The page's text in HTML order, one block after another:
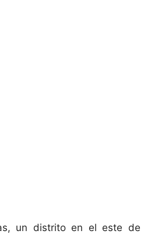
un distrito en el este de